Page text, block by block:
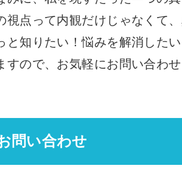
視点って内観だけじゃなくて
と知りたい！悩みを解消した
すので、お気軽にお問い合わせ
問い合わせ